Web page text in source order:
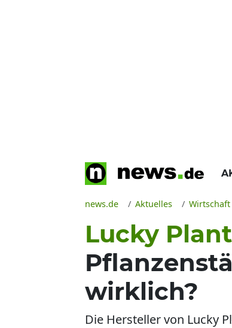
news.de Aktuelles Wirtschaft
Lucky
wirklich?
Die Hersteller von Lucky